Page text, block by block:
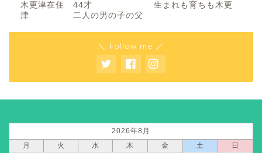
木更津在住 44才 生まれも育ちも木更
津 二人の男の子の父
＼ Follow me ／
2026年8月
月
火 水 木 金 土
日